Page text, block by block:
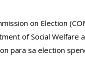
on Election
of Social Welfare
para sa election